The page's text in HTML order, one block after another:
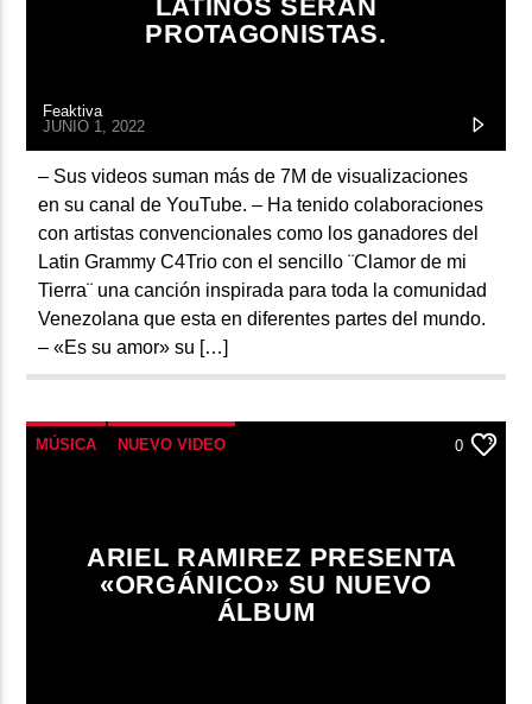
LATINOS SERÁN
PROTAGONISTAS.
Feaktiva
JUNIO 1, 2022
– Sus videos suman más de 7M de visualizaciones
en su canal de YouTube. – Ha tenido colaboraciones
con artistas convencionales como los ganadores del
Latin Grammy C4Trio con el sencillo ¨Clamor de mi
Tierra¨ una canción inspirada para toda la comunidad
Venezolana que esta en diferentes partes del mundo.
– «Es su amor» su […]
MÚSICA NUEVO VIDEO 0
ARIEL RAMIREZ PRESENTA
«ORGÁNICO» SU NUEVO
ÁLBUM